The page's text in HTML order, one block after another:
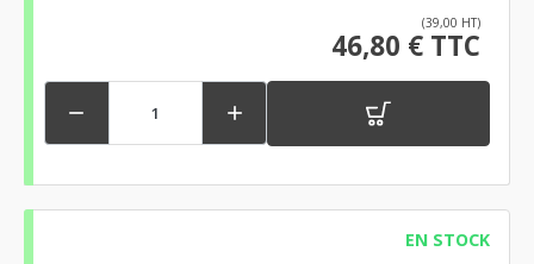
(39,00 HT)
46,80 € TTC
 
EN STOCK